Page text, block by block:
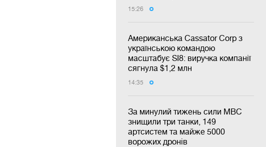
15:26
Американська Cassator Corp з
українською командою
масштабує SI8: виручка компанії
сягнула $1,2 млн
14:35
За минулий тижень сили МВС
знищили три танки, 149
артсистем та майже 5000
ворожих дронів